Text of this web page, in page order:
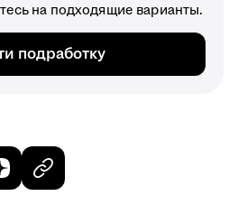
на подходящие варианты.
подработку